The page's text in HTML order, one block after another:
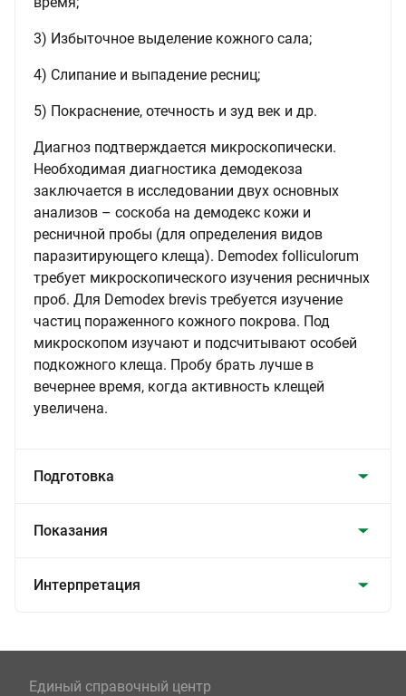
3) Избыточное выделение кожного сала;
4) Слипание и выпадение ресниц;
5) Покраснение, отечность и зуд век и др.
Диагноз подтверждается микроскопически.
Необходимая диагностика демодекоза
заключается в исследовании двух основных
анализов – соскоба на демодекс кожи и
ресничной пробы (для определения видов
паразитирующего клеща). Demodex folliculorum
требует микроскопического изучения ресничных
проб. Для Demodex brevis требуется изучение
частиц пораженного кожного покрова. Под
микроскопом изучают и подсчитывают особей
подкожного клеща. Пробу брать лучше в
вечернее время, когда активность клещей
увеличена.
Подготовка
Показания
Интерпретация
Единый справочный центр